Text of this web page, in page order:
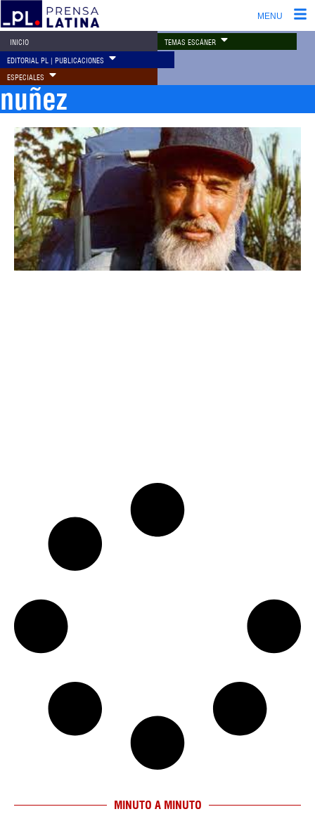
MENU
INICIO TEMAS ESCÁNER
EDITORIAL PL | PUBLICACIONES
ESPECIALES
nuñez
MINUTO A MINUTO